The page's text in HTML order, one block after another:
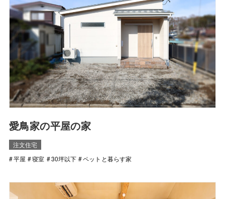
愛鳥家の平屋の家
注文住宅
平屋
寝室 30坪以下 ペットと暮らす家